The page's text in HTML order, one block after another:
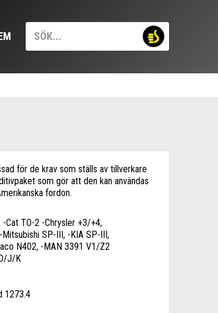
för de krav som ställs av tillverkare
som gör att den kan användas
fordon.
Cat TO-2 -Chrysler +3/+4,
SP-III, -KIA SP-III,
N402, -MAN 3391 V1/Z2
J/K
1273.4